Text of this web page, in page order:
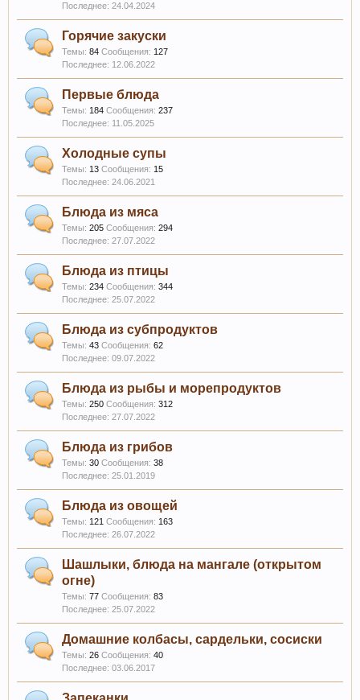
24.04.2024
Горячие закуски
Темы: 84 Сообщения: 127
12.06.2022
Первые блюда
Темы: 184 Сообщения: 237
11.05.2025
Холодные супы
Темы: 13 Сообщения: 15
24.06.2021
Блюда из мяса
Темы: 205 Сообщения: 294
27.07.2022
Блюда из птицы
Темы: 234 Сообщения: 344
25.07.2022
Блюда из субпродуктов
Темы: 43 Сообщения: 62
09.07.2022
Блюда из рыбы и морепродуктов
Темы: 250 Сообщения: 312
27.07.2022
Блюда из грибов
Темы: 30 Сообщения: 38
25.01.2019
Блюда из овощей
Темы: 121 Сообщения: 163
26.07.2022
Шашлыки, блюда на мангале (открытом
огне)
Темы: 77 Сообщения: 83
25.07.2022
Домашние колбасы, сардельки, сосиски
Темы: 26 Сообщения: 40
03.06.2017